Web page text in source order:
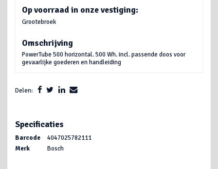
Op voorraad in onze vestiging:
Grootebroek
Omschrijving
PowerTube 500 horizontal. 500 Wh. incl. passende doos voor
gevaarlijke goederen en handleiding
Delen:
Specificaties
Barcode
4047025782111
Merk
Bosch